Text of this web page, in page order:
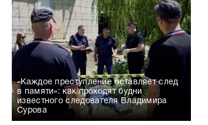
«Каждое преступление оставляет след
в памяти»: как проходят будни
известного следователя Владимира
Сурова